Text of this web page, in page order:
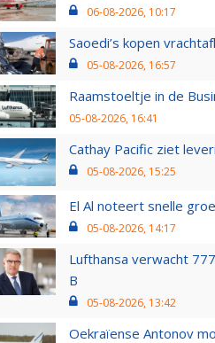
06-08-2026, 10:17
Saoedi’s kopen
05-08-2026, 16:57
Raamstoeltje in de
05-08-2026, 16:41
Cathay Pacific ziet
05-08-2026, 15:25
El Al noteert snelle
05-08-2026, 14:17
Lufthansa verwacht
B
05-08-2026, 13:42
Oekraïense Antonov